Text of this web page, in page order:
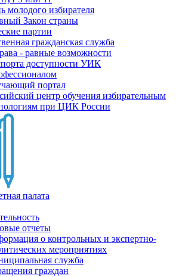
молодого избирателя
Закон страны
партии
гражданская служба
- равные возможности
доступности УИК
портал
центр обучения избирательным
при ЦИК России
палата
отчеты
о контрольных и экспертно-
мероприятиях
служба
граждан